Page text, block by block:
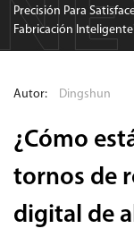
Precisión Para
Fabricación
Autor: Dingshun
¿Cómo
tornos de
digital de